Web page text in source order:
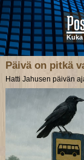
Päivä on pitkä
Hatti Jahusen päivän